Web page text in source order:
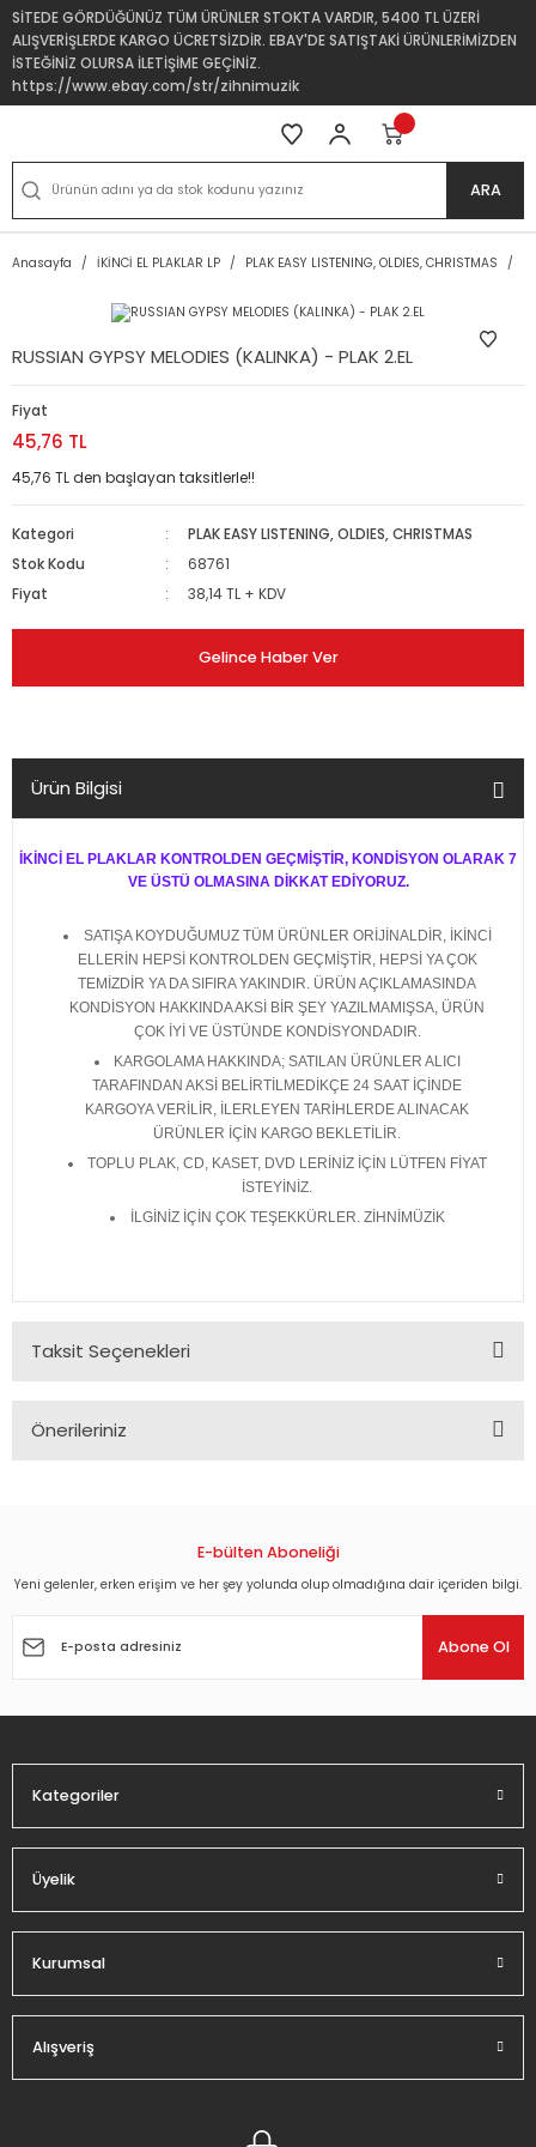
SİTEDE GÖRDÜĞÜNÜZ TÜM ÜRÜNLER STOKTA VARDIR, 5400 TL ÜZERİ
ALIŞVERİŞLERDE KARGO ÜCRETSİZDİR. EBAY'DE SATIŞTAKİ ÜRÜNLERİMİZDEN
İSTEĞİNİZ OLURSA İLETİŞİME GEÇİNİZ.
https://www.ebay.com/str/zihnimuzik
ARA
Anasayfa İKİNCİ EL PLAKLAR LP PLAK EASY LISTENING, OLDIES, CHRISTMAS
RUSSIAN GYPSY MELODIES (KALINKA) - PLAK 2.EL
Fiyat
45,76 TL
45,76 TL den başlayan taksitlerle!!
Kategori
PLAK EASY LISTENING, OLDIES, CHRISTMAS
Stok Kodu
68761
Fiyat
38,14 TL + KDV
Gelince Haber Ver
Ürün Bilgisi
İKİNCİ EL PLAKLAR KONTROLDEN GEÇMİŞTİR, KONDİSYON OLARAK 7
VE ÜSTÜ OLMASINA DİKKAT EDİYORUZ.
SATIŞA KOYDUĞUMUZ TÜM ÜRÜNLER ORİJİNALDİR, İKİNCİ
ELLERİN HEPSİ KONTROLDEN GEÇMİŞTİR, HEPSİ YA ÇOK
TEMİZDİR YA DA SIFIRA YAKINDIR. ÜRÜN AÇIKLAMASINDA
KONDİSYON HAKKINDA AKSİ BİR ŞEY YAZILMAMIŞSA, ÜRÜN
ÇOK İYİ VE ÜSTÜNDE KONDİSYONDADIR.
KARGOLAMA HAKKINDA; SATILAN ÜRÜNLER ALICI
TARAFINDAN AKSİ BELİRTİLMEDİKÇE 24 SAAT İÇİNDE
KARGOYA VERİLİR, İLERLEYEN TARİHLERDE ALINACAK
ÜRÜNLER İÇİN KARGO BEKLETİLİR.
TOPLU PLAK, CD, KASET, DVD LERİNİZ İÇİN LÜTFEN FİYAT
İSTEYİNİZ.
İLGİNİZ İÇİN ÇOK TEŞEKKÜRLER. ZİHNİMÜZİK
Taksit Seçenekleri
Önerileriniz
Görüş ve önerileriniz için teşekkür ederiz.
Ürün açıklamasında eksik bilgiler bulunuyor.
Ürün fiyatı diğer sitelerden daha pahalı.
E-bülten Aboneliği
Yeni gelenler, erken erişim ve her şey yolunda olup olmadığına dair içeriden bilgi.
Abone Ol
Kategoriler
Üyelik
Kurumsal
Alışveriş